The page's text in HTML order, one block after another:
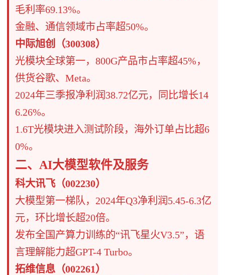
毛利率69.13%。
金融、通信领域市占率超50%。
​​中际旭创（300308）​​
​​光模块全球第一​​，800G产品市占率超45%，
供货谷歌、Meta。
​​2024年三季报净利润38.72亿元​​，同比增长14
6.26%。
1.6T光模块进入测试阶段，海外订单占比超6
0%。
​​二、AI大模型软件及服务​​
​​科大讯飞（002230）​​
​​大模型第一梯队​​，2024年Q3净利润5.45-6.3亿
元，环比增长超20倍。
发布全国产算力训练的“讯飞星火V3.5”，语
言理解能力超GPT-4 Turbo。
​​拓维信息（002261）​​